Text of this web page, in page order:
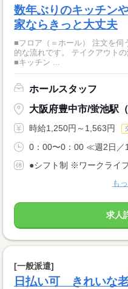
数年ぶりのキッチン
家ならきっと大丈夫
■フロア（＝ホール） 注文を伺う →
的な流れです。 テイクアウト
■キッチン ...
ホールスタッフ
大阪府豊中市/蛍池駅（
時給1,250円～1,563円
0：00〜0：00 ≪週2日／
●シフト制 ※ワークライ
も
求人
[一般派遣]
日払い可 きれいな